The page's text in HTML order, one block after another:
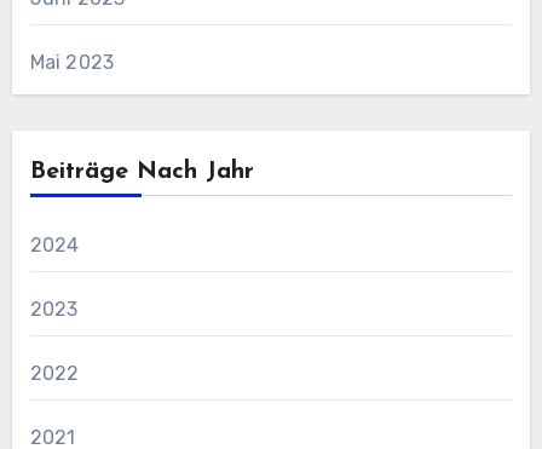
Mai 2023
Beiträge Nach Jahr
2024
2023
2022
2021